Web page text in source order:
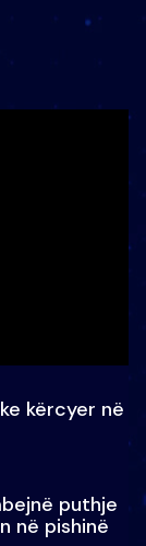
kërcyer në
puthje
në pishinë